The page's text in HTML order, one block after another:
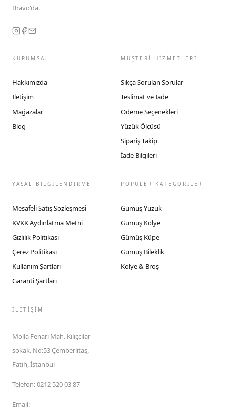
Bravo'da.
KURUMSAL
Hakkımızda
İletişim
Mağazalar
Blog
MÜŞTERİ HİZMETLERİ
Sıkça Sorulan Sorular
Teslimat ve İade
Ödeme Seçenekleri
Yüzük Ölçüsü
Sipariş Takip
İade Bilgileri
YASAL BİLGİLENDİRME
Mesafeli Satış Sözleşmesi
KVKK Aydınlatma Metni
Gizlilik Politikası
Çerez Politikası
Kullanım Şartları
Garanti Şartları
POPÜLER KATEGORİLER
Gümüş Yüzük
Gümüş Kolye
Gümüş Küpe
Gümüş Bileklik
Kolye & Broş
İLETIŞIM
Molla Fenari Mah. Kılıçcılar
sokak. No:53 Çemberlitaş,
Fatih, İstanbul
Telefon:0212 520 03 87
Email: